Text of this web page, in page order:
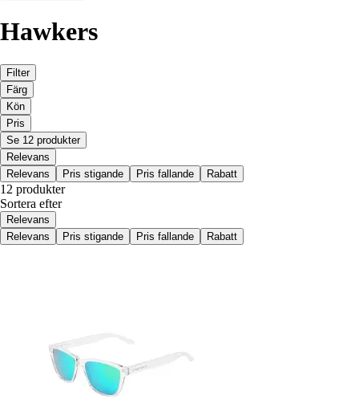
Hawkers
Filter
Färg
Kön
Pris
Se 12 produkter
Relevans
Relevans
Pris stigande Pris fallande Rabatt
12 produkter
Sortera efter
Relevans
Relevans
Pris stigande Pris fallande Rabatt